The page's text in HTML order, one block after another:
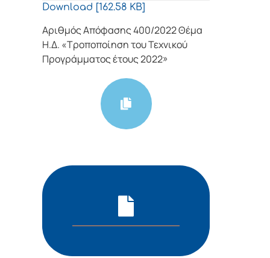
Download [162.58 KB]
Αριθμός Απόφασης 400/2022 Θέμα
Η.Δ. «Τροποποίηση του Τεχνικού
Προγράμματος έτους 2022»